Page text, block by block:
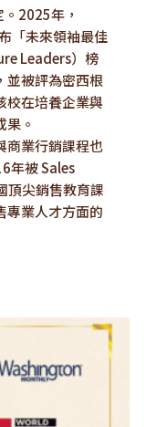
2025年，
「未來領袖最佳
Leaders）榜
並被評為密西根
校在培養企業與
。
商業行銷課程也
年被 Sales
尖銷售教育課
專業人才方面的